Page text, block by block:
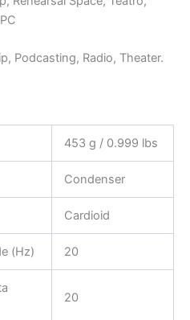
Podcasting, Radio, Theater.
453 g / 0.999 lbs
Condenser
Cardioid
(Hz) 20
20